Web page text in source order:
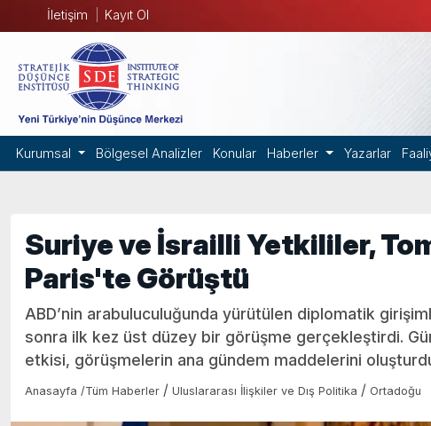
İletişim Kayıt Ol
Kurumsal Bölgesel Analizler Konular Haberler Yazarlar
Suriye ve İsrailli Yetkililer,
Paris'te Görüştü
ABD’nin arabuluculuğunda yürütülen diplomatik
sonra ilk kez üst düzey bir görüşme gerçekleştirdi.
etkisi, görüşmelerin ana gündem maddelerini
Anasayfa /Tüm Haberler / Uluslararası İlişkiler ve Dış Politika / Ortadoğu